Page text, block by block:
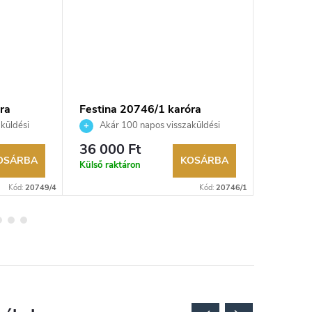
Kód: 20749/4
Festina 20746/1 karóra
Akár 100 napos visszaküldési
lehetőség. Hivatalos márkakereskedő.
36 000 Ft
Külső raktáron KOSÁRBA
Kód: 20746/1